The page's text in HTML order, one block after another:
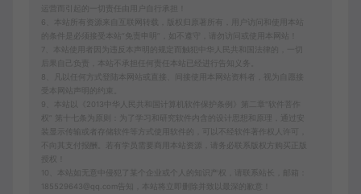
6、本站所有资源来自互联网转载，版权归原著所有，用户访问和使用本站
的条件是必须接受本站“免责申明”，如不遵守，请勿访问或使用本网站！
7、本站使用者因为违反本声明的规定而触犯中华人民共和国法律的，一切
后果自己负责，本站不承担任何责任本站已经进行告知义务。
8、凡以任何方式登陆本网站或直接、间接使用本网站资料者，视为自愿接
受本网站声明的约束。
9、本站以《2013中华人民共和国计算机软件保护条例》第二章"软件菩作
权” 第十七条为原则：为了学习和研究软件内含的设计思想和原理，通过安
装显示传输或者存储软件等方式使用软件的，可以不经软件著作权人许可，
不向其支付报酬。若有学员需要商用本站资源，请务必联系版权方购买正版
10、本站如无意中侵犯了某个企业或个人的知识产权，请联系站长，邮箱：
185529643@qq.com告知，本站将立即删除并致以最深的歉意！